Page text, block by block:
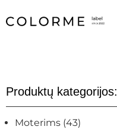
Produktų kategorijos:
Moterims (43)